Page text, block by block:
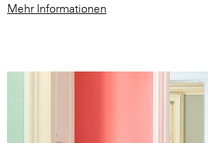
Mehr Informationen